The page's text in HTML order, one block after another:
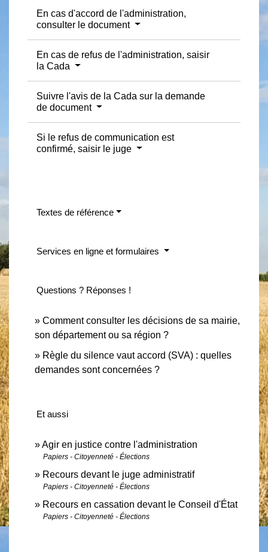
En cas d'accord de l'administration,
consulter le document
En cas de refus de l'administration, saisir
la Cada
Suivre l'avis de la Cada sur la demande
de document
Si le refus de communication est
confirmé, saisir le juge
Textes de référence
Services en ligne et formulaires
Questions ? Réponses !
Comment consulter les décisions de sa mairie,
son département ou sa région ?
Règle du silence vaut accord (SVA) : quelles
demandes sont concernées ?
Et aussi
Agir en justice contre l'administration
Papiers - Citoyenneté - Élections
Recours devant le juge administratif
Papiers - Citoyenneté - Élections
Recours en cassation devant le Conseil d'État
Papiers - Citoyenneté - Élections